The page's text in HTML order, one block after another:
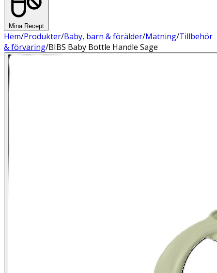
Mina Recept
Hem/Produkter/Baby, barn & förälder/Matning/Tillbehör
& förvaring/BIBS Baby Bottle Handle Sage